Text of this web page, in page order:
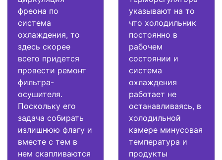
фреона по
система
охлаждения, то
здесь скорее
всего придется
провести ремонт
фильтра-
осушителя.
Поскольку его
задача собирать
излишнюю флагу и
вместе с тем в
нем скапливаются
указывают на то
что холодильник
постоянно в
рабочем
состоянии и
система
охлаждения
работает не
останавливаясь, в
холодильной
камере минусовая
температура и
продукты